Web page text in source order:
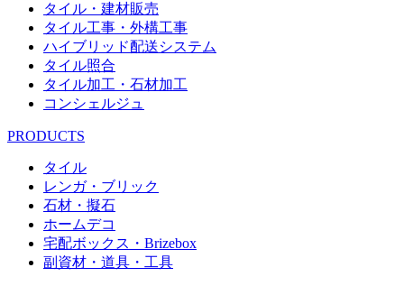
タイル・建材販売
タイル工事・外構工事
ハイブリッド配送システム
タイル照合
タイル加工・石材加工
コンシェルジュ
PRODUCTS
タイル
レンガ・ブリック
石材・擬石
ホームデコ
宅配ボックス・Brizebox
副資材・道具・工具